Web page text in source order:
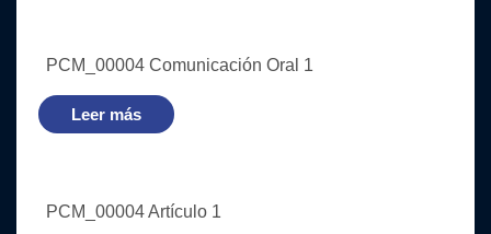
PCM_00004 Comunicación Oral 1
Leer más
PCM_00004 Artículo 1